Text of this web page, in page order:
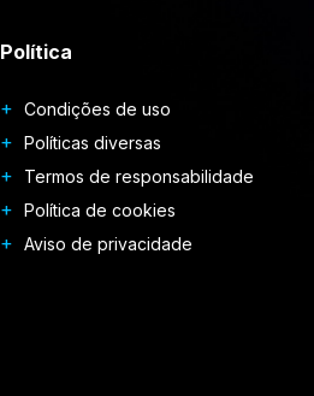
Política
Condições de uso
Políticas diversas
Termos de responsabilidade
Política de cookies
Aviso de privacidade